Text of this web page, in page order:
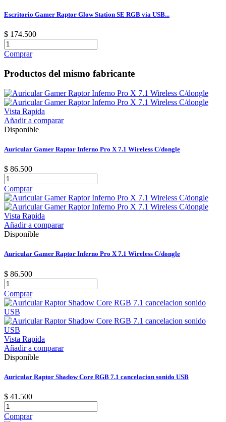
Escritorio Gamer Raptor Glow Station SE RGB via USB...
$ 174.500
Comprar
Productos del mismo fabricante
Vista Rapida
Añadir a comparar
Disponible
Auricular Gamer Raptor Inferno Pro X 7.1 Wireless C/dongle
$ 86.500
Comprar
Vista Rapida
Añadir a comparar
Disponible
Auricular Gamer Raptor Inferno Pro X 7.1 Wireless C/dongle
$ 86.500
Comprar
Vista Rapida
Añadir a comparar
Disponible
Auricular Raptor Shadow Core RGB 7.1 cancelacion sonido USB
$ 41.500
Comprar